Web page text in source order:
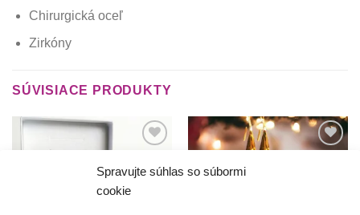
Spravujte súhlas so súbormi
cookie
Chirurgická oceľ
Zirkóny
SÚVISIACE PRODUKTY
krasotinku
si prosím